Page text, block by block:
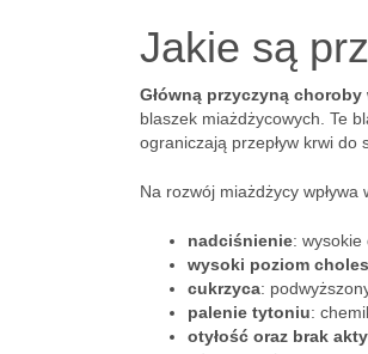
Jakie są
Główną przyczyną
blaszek miażdżycowych. Te
ograniczają przepływ krwi do
Na rozwój miażdżycy
nadciśnienie: wysokie
wysoki poziom
cukrzyca:
palenie tytoniu:
otyłość oraz brak